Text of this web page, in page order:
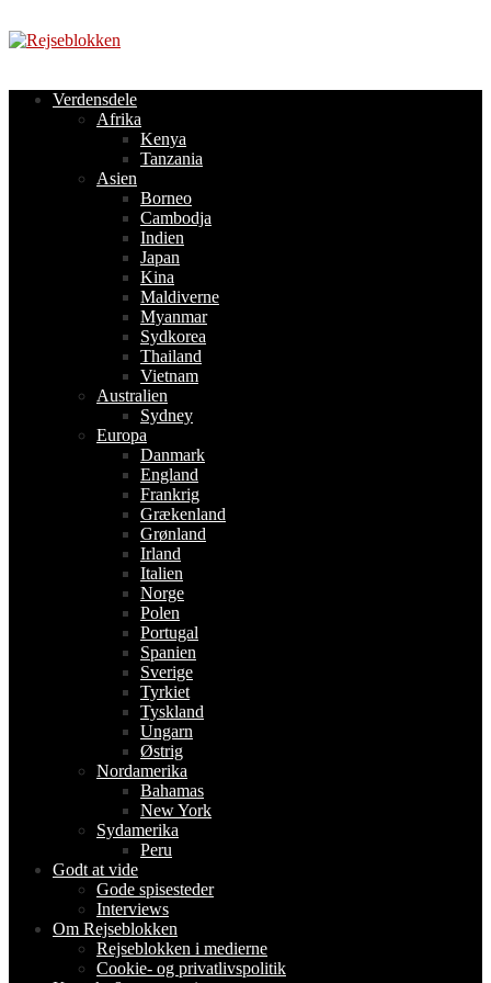
til
Verdensdele
Afrika
Kenya
Tanzania
Asien
Borneo
Cambodja
Indien
Japan
Kina
Maldiverne
Myanmar
Sydkorea
Thailand
Vietnam
Australien
Sydney
Europa
Danmark
England
Frankrig
Grækenland
Grønland
Irland
Italien
Norge
Polen
Portugal
Spanien
Sverige
Tyrkiet
Tyskland
Ungarn
Østrig
Nordamerika
Bahamas
New York
Sydamerika
Peru
Godt at vide
Gode spisesteder
Interviews
Om Rejseblokken
Rejseblokken i medierne
Cookie- og privatlivspolitik